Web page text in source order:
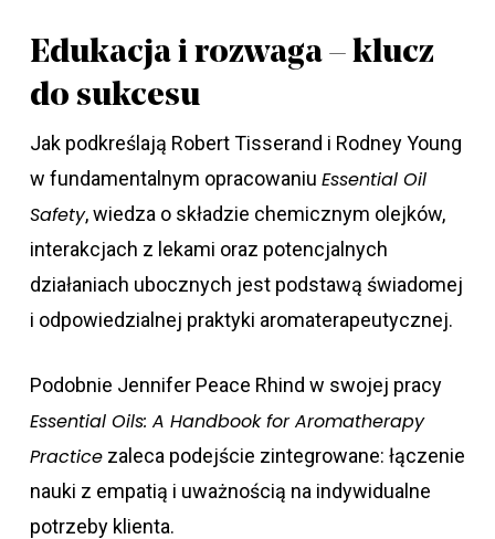
Edukacja i rozwaga – klucz
do sukcesu
Jak podkreślają Robert Tisserand i Rodney Young
w fundamentalnym opracowaniu Essential Oil
Safety, wiedza o składzie chemicznym olejków,
interakcjach z lekami oraz potencjalnych
działaniach ubocznych jest podstawą świadomej
i odpowiedzialnej praktyki aromaterapeutycznej.
Podobnie Jennifer Peace Rhind w swojej pracy
Essential Oils: A Handbook for Aromatherapy
Practicezaleca podejście zintegrowane: łączenie
nauki z empatią i uważnością na indywidualne
potrzeby klienta.